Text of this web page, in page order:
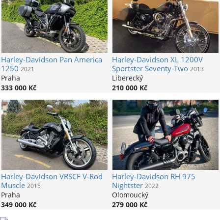
Harley-Davidson Pan America
1250 2021
Praha
333 000 Kč
Harley-Davidson XL 1200V
Sportster Seventy-Two 2013
Liberecký
210 000 Kč
Harley-Davidson VRSCF V-Rod
Muscle 2015
Praha
349 000 Kč
Harley-Davidson RH 975
Nightster 2022
Olomoucký
279 000 Kč